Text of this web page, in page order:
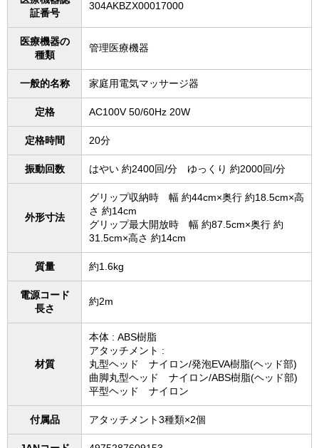
証番号
304AKBZX00017000
医療機器の
種類
管理医療機器
一般的名称 家庭用電気マッサージ器
定格 AC100V 50/60Hz 20W
定格時間 20分
振動回数 はやい 約2400回/分 ゆっくり 約2000回/分
外形寸法
グリップ収納時 幅 約44cm×奥行 約18.5cm×高
さ 約14cm
グリップ最大開放時 幅 約87.5cm×奥行 約
31.5cm×高さ 約14cm
質量 約1.6kg
電源コード
長さ
約2m
材質
本体 : ABS樹脂
アタッチメント :
丸型ヘッド ナイロン/発泡EVA樹脂(ヘッド部)
曲脚丸型ヘッド ナイロン/ABS樹脂(ヘッド部)
平型ヘッド ナイロン
付属品 アタッチメント3種類×2個